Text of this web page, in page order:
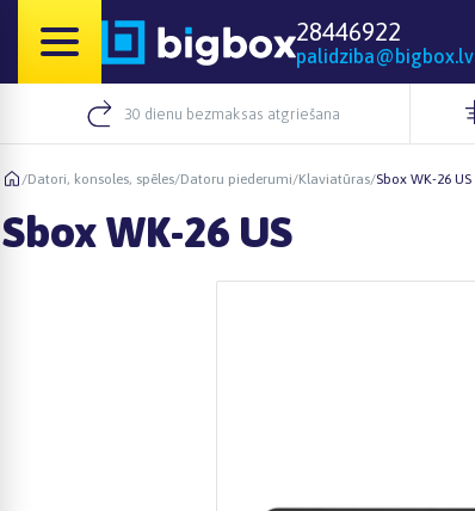
28446922
palidziba@bigbox.lv
30 dienu bezmaksas atgriešana
/Datori, konsoles, spēles/Datoru piederumi/Klaviatūras/Sbox WK-26 US
Sbox WK-26 US